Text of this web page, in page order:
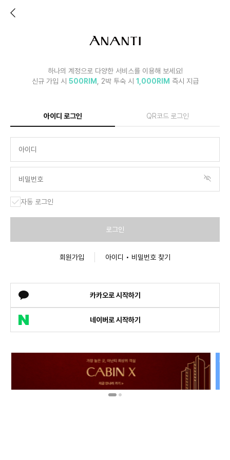
하나의 계정으로 다양한 서비스를 이용해 보세요!
신규 가입 시 500RIM , 2박 투숙 시 1,000RIM 즉시 지급
아이디 로그인 QR코드 로그인
자동 로그인
로그인
회원가입 아이디 • 비밀번호 찾기
카카오로 시작하기
네이버로 시작하기